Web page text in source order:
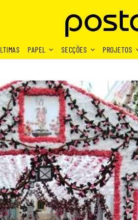
PAPEL SECÇÕES PROJETOS